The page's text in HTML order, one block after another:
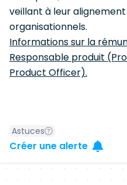
veillant à leur
organisationnels.
Informations sur la
Responsable produit
Product Officer).
Astuces
Créer une alerte